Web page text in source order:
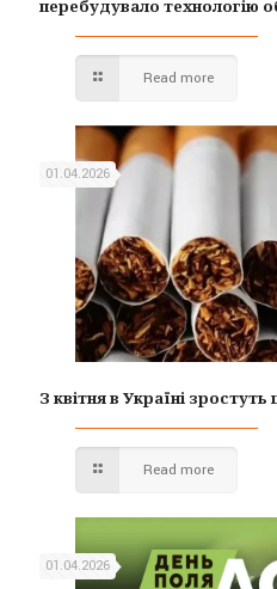
перебудувало технологію
Read more
01.04.2026
З квітня в Україні зростуть
Read more
01.04.2026